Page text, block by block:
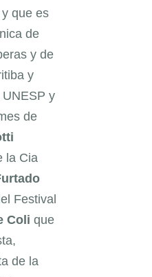
que es
de
y de
y
y
de
la Cia
Festival
Coli que
de la